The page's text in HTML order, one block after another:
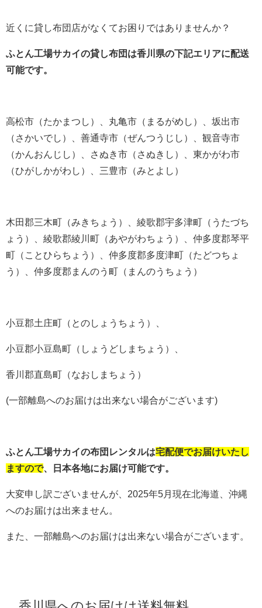
近くに貸し布団店がなくてお困りではありませんか？
ふとん工場サカイの貸し布団は香川県の下記エリアに配送
可能です。
高松市（たかまつし）、丸亀市（まるがめし）、坂出市
（さかいでし）、善通寺市（ぜんつうじし）、観音寺市
（かんおんじし）、さぬき市（さぬきし）、東かがわ市
（ひがしかがわし）、三豊市（みとよし）
木田郡三木町（みきちょう）、綾歌郡宇多津町（うたづち
ょう）、綾歌郡綾川町（あやがわちょう）、仲多度郡琴平
町（ことひらちょう）、仲多度郡多度津町（たどつちょ
う）、仲多度郡まんのう町（まんのうちょう）
小豆郡土庄町（とのしょうちょう）、
小豆郡小豆島町（しょうどしまちょう）、
香川郡直島町（なおしまちょう）
(一部離島へのお届けは出来ない場合がございます)
ふとん工場サカイの布団レンタルは宅配便でお届けいたし
ますので、日本各地にお届け可能です。
大変申し訳ございませんが、2025年5月現在北海道、沖縄
へのお届けは出来ません。
また、一部離島へのお届けは出来ない場合がございます。